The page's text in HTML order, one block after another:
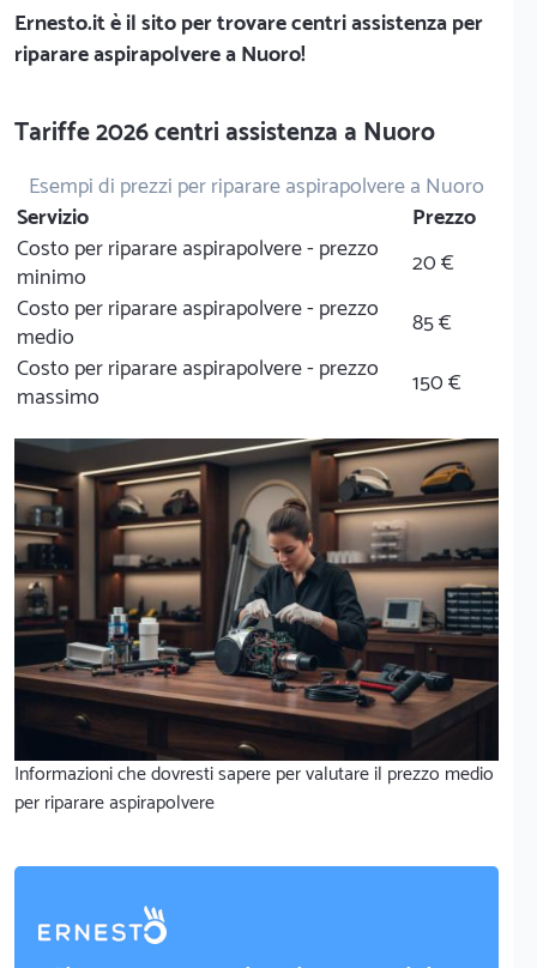
Ernesto.itè il sito per trovare centri assistenza per
riparare aspirapolvere a Nuoro!
Tariffe 2026 centri assistenza a Nuoro
Esempi di prezzi per riparare aspirapolvere a Nuoro
Servizio
Prezzo
Costo per riparare aspirapolvere - prezzo
minimo
20 €
Costo per riparare aspirapolvere - prezzo
medio
85 €
Costo per riparare aspirapolvere - prezzo
massimo
150 €
Informazioni che dovresti sapere per valutare il prezzo medio
per riparare aspirapolvere